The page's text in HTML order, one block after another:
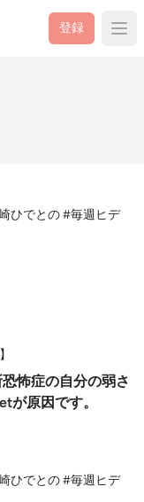
登録
ひでとの #毎週ヒデ
怖症の自分の弱さ
が原因です。
ひでとの #毎週ヒデ